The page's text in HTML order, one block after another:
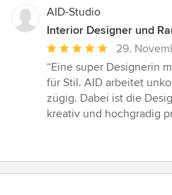
AID-Studio
Interior Designer und
Durchschnittliche
Bewertung:
5
von
5
29.
“Eine super Designerin
für Stil. AID arbeitet
zügig. Dabei ist die
kreativ und hochgradig